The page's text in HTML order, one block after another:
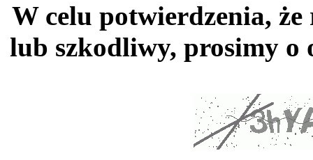
W celu potwierdzenia,
lub szkodliwy, prosimy o